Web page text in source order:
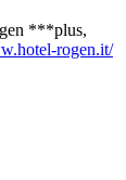
***plus,
rogen.it/